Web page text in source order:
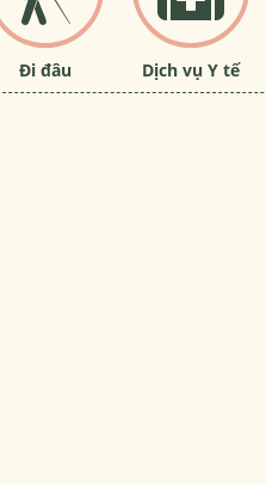
Đi đâu Dịch vụ Y tế